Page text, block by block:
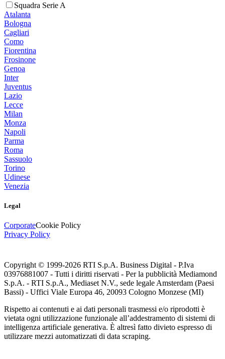
Squadra Serie A
Atalanta
Bologna
Cagliari
Como
Fiorentina
Frosinone
Genoa
Inter
Juventus
Lazio
Lecce
Milan
Monza
Napoli
Parma
Roma
Sassuolo
Torino
Udinese
Venezia
Legal
CorporateCookie Policy
Privacy Policy
Copyright © 1999-2026 RTI S.p.A. Business Digital - P.Iva
03976881007 - Tutti i diritti riservati - Per la pubblicità Mediamond
S.p.A. - RTI S.p.A., Mediaset N.V., sede legale Amsterdam (Paesi
Bassi) - Uffici Viale Europa 46, 20093 Cologno Monzese (MI)
Rispetto ai contenuti e ai dati personali trasmessi e/o riprodotti è
vietata ogni utilizzazione funzionale all’addestramento di sistemi di
intelligenza artificiale generativa. È altresì fatto divieto espresso di
utilizzare mezzi automatizzati di data scraping.